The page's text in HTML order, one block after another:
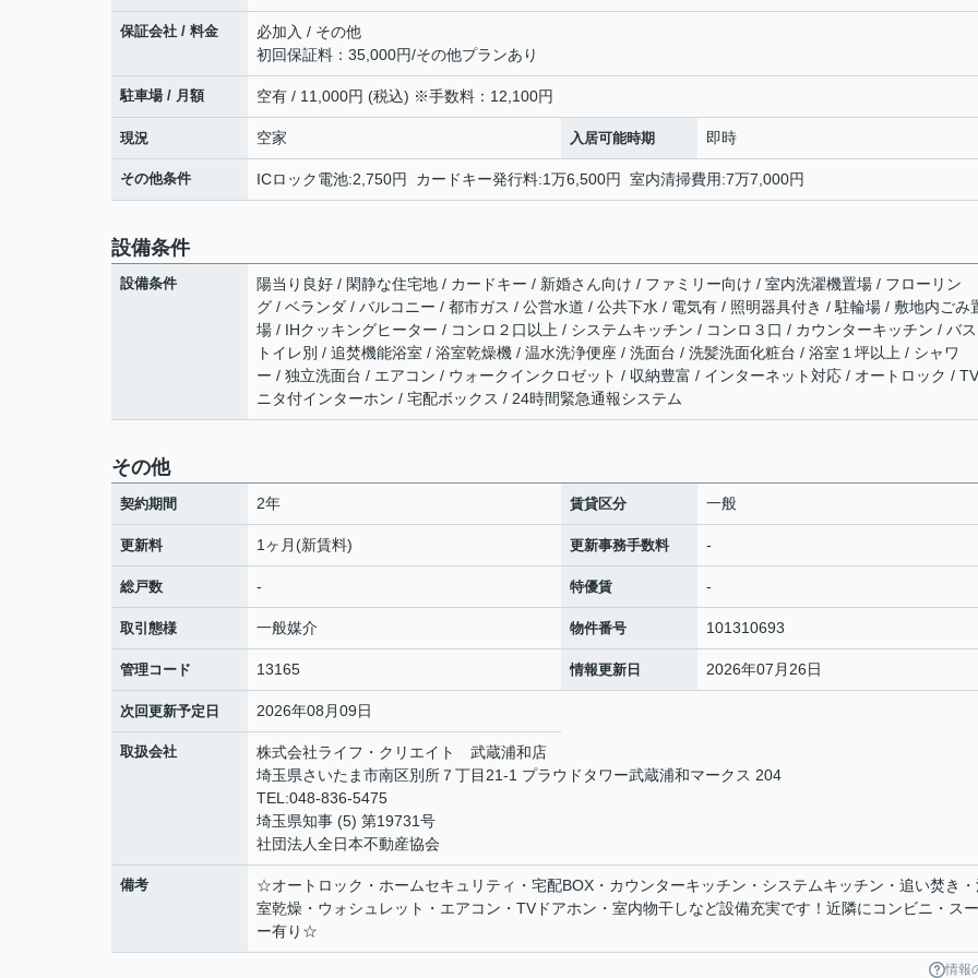
保証会社 / 料金
必加入 / その他
初回保証料：35,000円/その他プランあり
駐車場 / 月額 空有 / 11,000円 (税込) ※手数料：12,100円
現況 空家 入居可能時期 即時
その他条件 ICロック電池:2,750円 カードキー発行料:1万6,500円 室内清掃費用:7万7,000円
設備条件
設備条件
陽当り良好 / 閑静な住宅地 / カードキー / 新婚さん向け / ファミリー向け / 室内洗濯機置場 / フローリン
グ / ベランダ / バルコニー / 都市ガス / 公営水道 / 公共下水 / 電気有 / 照明器具付き / 駐輪場 / 敷地内ごみ
場 / IHクッキングヒーター / コンロ２口以上 / システムキッチン / コンロ３口 / カウンターキッチン / バス
トイレ別 / 追焚機能浴室 / 浴室乾燥機 / 温水洗浄便座 / 洗面台 / 洗髪洗面化粧台 / 浴室１坪以上 / シャワ
ー / 独立洗面台 / エアコン / ウォークインクロゼット / 収納豊富 / インターネット対応 / オートロック /
ニタ付インターホン / 宅配ボックス / 24時間緊急通報システム
その他
契約期間 2年 賃貸区分 一般
更新料 1ヶ月(新賃料) 更新事務手数料 -
総戸数 - 特優賃 -
取引態様 一般媒介 物件番号 101310693
管理コード 13165 情報更新日 2026年07月26日
次回更新予定日 2026年08月09日
取扱会社
株式会社ライフ・クリエイト 武蔵浦和店
埼玉県さいたま市南区別所７丁目21-1 プラウドタワー武蔵浦和マークス 204
TEL:048-836-5475
埼玉県知事 (5) 第19731号
社団法人全日本不動産協会
備考
☆オートロック・ホームセキュリティ・宅配BOX・カウンターキッチン・システムキッチン・追い焚き・
室乾燥・ウォシュレット・エアコン・TVドアホン・室内物干しなど設備充実です！近隣にコンビニ・ス
ー有り☆
情報